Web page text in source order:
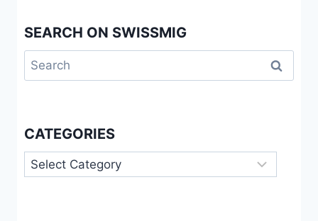
SEARCH ON SWISSMIG
Search
for:
CATEGORIES
Categories